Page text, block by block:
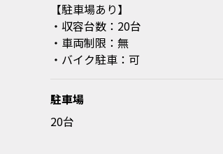
【駐車場あり】
・収容台数：20台
・車両制限：無
・バイク駐車：可
駐車場
20台